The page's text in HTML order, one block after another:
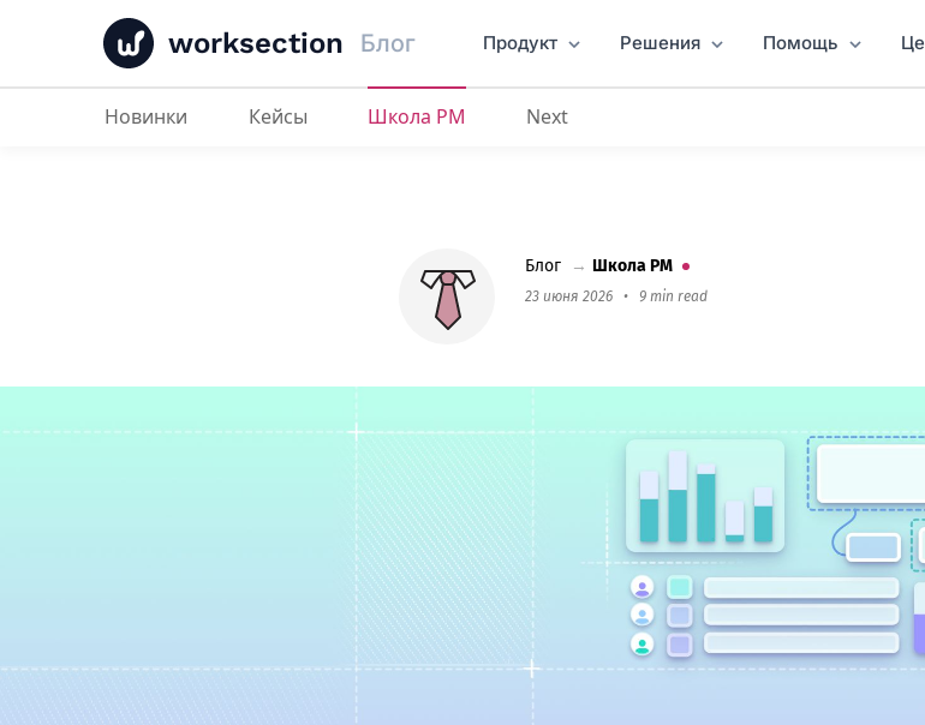
worksection Блог Продукт Решения Помощь
Топ-10 альтернатив Planfix в 2026 году
Новинки Кейсы Школа PM Next
Блог → Школа PM
23 июня 2026 • 9 min read